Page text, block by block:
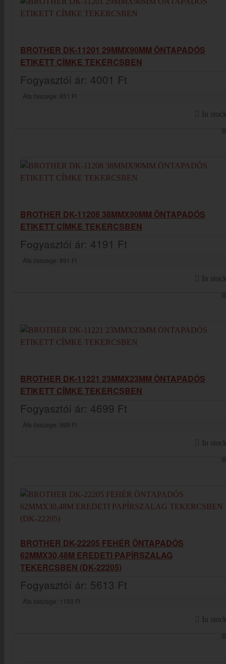
BROTHER DK-11201 29MMX90MM ÖNTAPADÓS
ETIKETT CÍMKE TEKERCSBEN
Fogyasztói ár: 4001 Ft
Áfa összege: 851 Ft
In
BROTHER DK-11208 38MMX90MM ÖNTAPADÓS
ETIKETT CÍMKE TEKERCSBEN
Fogyasztói ár: 4191 Ft
Áfa összege: 891 Ft
In
BROTHER DK-11221 23MMX23MM ÖNTAPADÓS
ETIKETT CÍMKE TEKERCSBEN
Fogyasztói ár: 4699 Ft
Áfa összege: 999 Ft
In
BROTHER DK-22205 FEHÉR ÖNTAPADÓS
62MMX30,48M EREDETI PAPÍRSZALAG
TEKERCSBEN (DK-22205)
Fogyasztói ár: 5613 Ft
Áfa összege: 1193 Ft
In